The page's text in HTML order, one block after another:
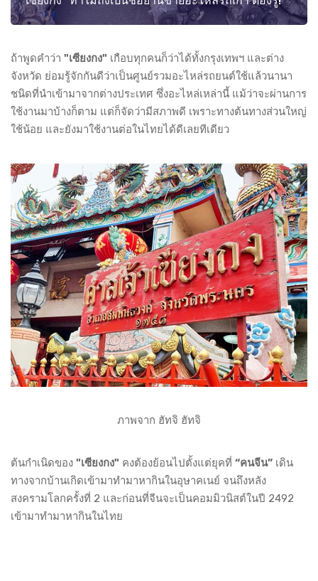
ถ้าพูดคำว่า "เซียงกง" เกือบทุกคนก็ว่าได้ทั้งกรุงเทพฯ และต่าง
จังหวัด ย่อมรู้จักกันดีว่าเป็นศูนย์รวมอะไหล่รถยนต์ใช้แล้วนานา
ชนิดที่นำเข้ามาจากต่างประเทศ ซึ่งอะไหล่เหล่านี้ แม้ว่าจะผ่านการ
ใช้งานมาบ้างก็ตาม แต่ก็จัดว่ามีสภาพดี เพราะทางต้นทางส่วนใหญ่
ใช้น้อย และยังมาใช้งานต่อในไทยได้ดีเลยทีเดียว
ภาพจาก ฮัทจิ ฮัทจิ
ต้นกำเนิดของ "เซียงกง" คงต้องย้อนไปตั้งแต่ยุคที่ “คนจีน” เดิน
ทางจากบ้านเกิดเข้ามาทำมาหากินในอุษาคเนย์ จนถึงหลัง
สงครามโลกครั้งที่ 2 และก่อนที่จีนจะเป็นคอมมิวนิสต์ในปี 2492
เข้ามาทำมาหากินในไทย